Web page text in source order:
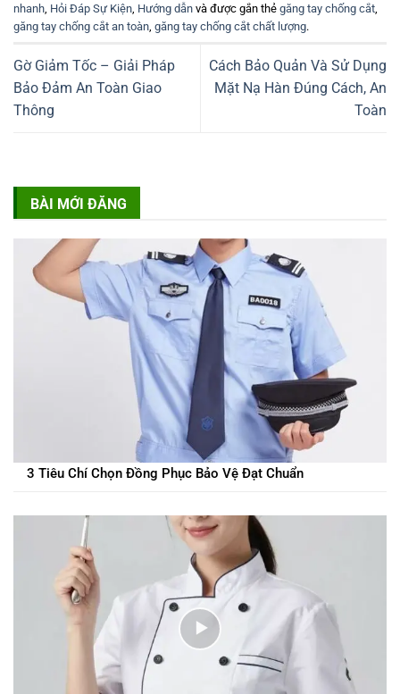
nhanh Hỏi Đáp Sự Kiện Hướng dẫn và được gắn thẻ găng tay chống cắt
găng tay chống cắt an toàn găng tay chống cắt chất lượng.
Gờ Giảm Tốc – Giải Pháp
Bảo Đảm An Toàn Giao
Thông
Cách Bảo Quản Và Sử Dụng
Mặt Nạ Hàn Đúng Cách, An
Toàn
BÀI MỚI ĐĂNG
3 Tiêu Chí Chọn Đồng Phục Bảo Vệ Đạt Chuẩn